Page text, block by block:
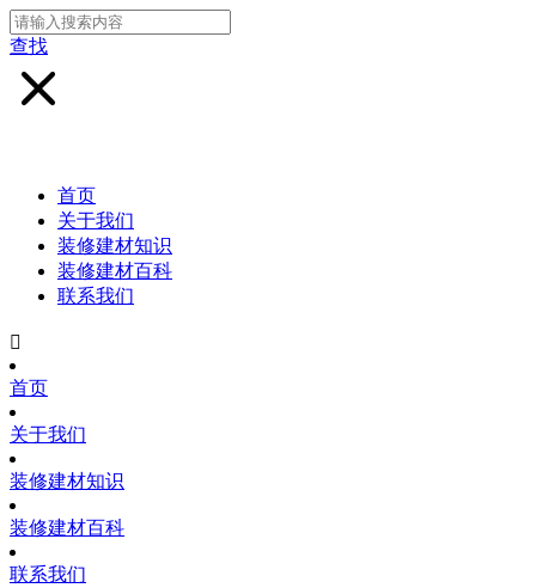
查找
首页
关于我们
装修建材知识
装修建材百科
联系我们

首页
关于我们
装修建材知识
装修建材百科
联系我们